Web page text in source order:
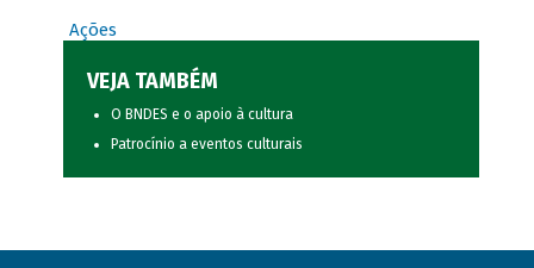
Ações
VEJA TAMBÉM
O BNDES e o apoio à cultura
Patrocínio a eventos culturais